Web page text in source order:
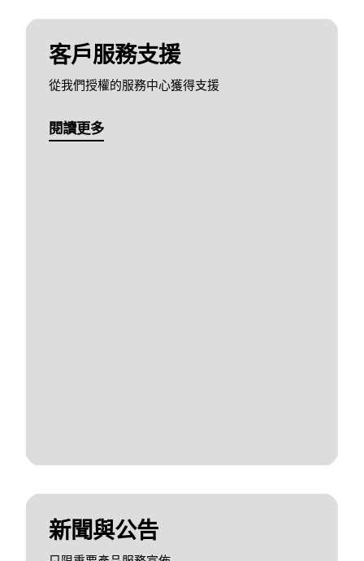
客戶服務支援
從我們授權的服務中心獲得支援
閱讀更多
新聞與公告